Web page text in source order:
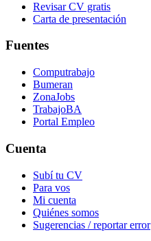
Revisar CV gratis
Carta de presentación
Fuentes
Computrabajo
Bumeran
ZonaJobs
TrabajoBA
Portal Empleo
Cuenta
Subí tu CV
Para vos
Mi cuenta
Quiénes somos
Sugerencias / reportar error